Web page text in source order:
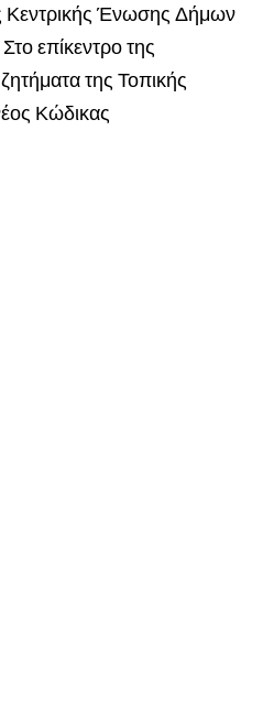
Κεντρικής Ένωσης Δήμων
επίκεντρο της
της Τοπικής
Κώδικας